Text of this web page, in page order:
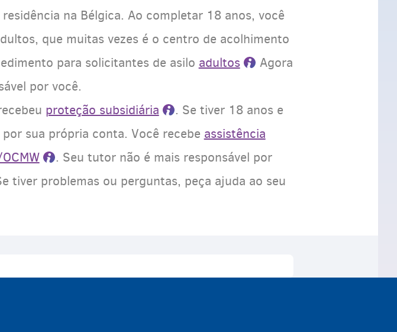
na Bélgica. Ao completar 18 anos, você
que muitas vezes é o centro de acolhimento
para solicitantes de asilo adultos
Agora
por você.
proteção subsidiária
. Se tiver 18 anos e
sua própria conta. Você recebe assistência
. Seu tutor não é mais responsável por
tiver problemas ou perguntas, peça ajuda ao seu